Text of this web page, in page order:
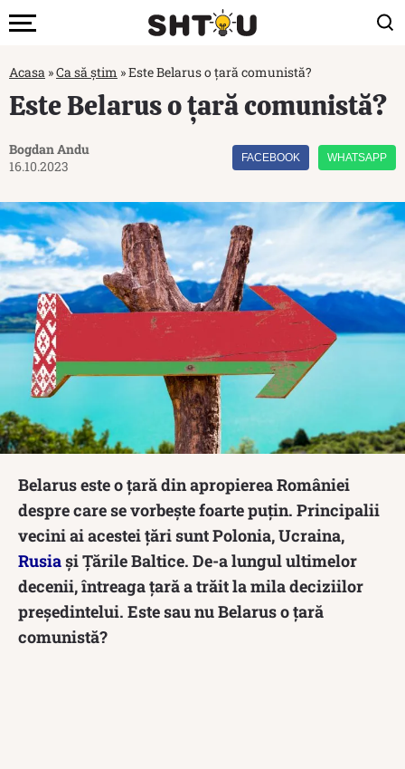
Acasa »Ca să știm »Este Belarus o țară comunistă?
Este Belarus o țară comunistă?
Bogdan Andu
16.10.2023
FACEBOOK WHATSAPP
Belarus este o țară din apropierea României
despre care se vorbește foarte puțin. Principalii
vecini ai acestei țări sunt Polonia, Ucraina,
Rusiași Țările Baltice. De-a lungul ultimelor
decenii, întreaga țară a trăit la mila deciziilor
președintelui. Este sau nu Belarus o țară
comunistă?